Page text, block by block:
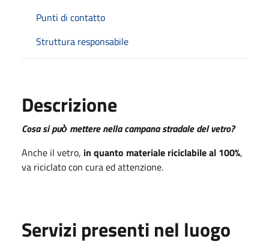
Punti di contatto
Struttura responsabile
Descrizione
Cosa si può̀ mettere nella campana stradale del vetro?
Anche il vetro, in quanto materiale riciclabile al 100%,
va riciclato con cura ed attenzione.
Servizi presenti nel luogo